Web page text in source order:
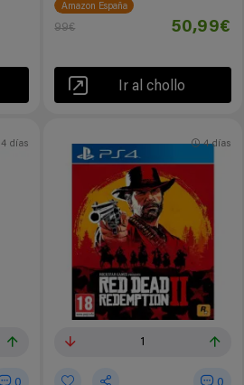
Amazon España
99€ 50,99€
Ir al chollo
4 días
1
4 días